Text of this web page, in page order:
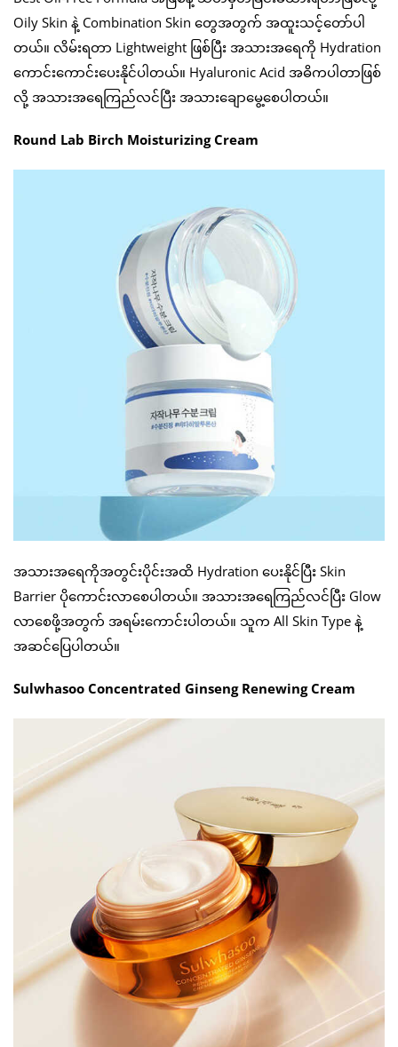
Oily Skin နဲ့ Combination Skin တွေအတွက် အထူးသင့်တော်ပါ
တယ်။ လိမ်းရတာ Lightweight ဖြစ်ပြီး အသားအရေကို Hydration
ကောင်းကောင်းပေးနိုင်ပါတယ်။ Hyaluronic Acid အဓိကပါတာဖြစ်
လို့ အသားအရေကြည်လင်ပြီး အသားချောမွေ့စေပါတယ်။
Round Lab Birch Moisturizing Cream
အသားအရေကိုအတွင်းပိုင်းအထိ Hydration ပေးနိုင်ပြီး Skin
Barrier ပိုကောင်းလာစေပါတယ်။ အသားအရေကြည်လင်ပြီး Glow
လာစေဖို့အတွက် အရမ်းကောင်းပါတယ်။ သူက All Skin Type နဲ့
အဆင်ပြေပါတယ်။
Sulwhasoo Concentrated Ginseng Renewing Cream